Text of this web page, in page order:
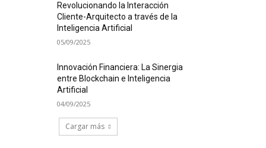
Revolucionando la Interacción
Cliente-Arquitecto a través de la
Inteligencia Artificial
05/09/2025
Innovación Financiera: La Sinergia
entre Blockchain e Inteligencia
Artificial
04/09/2025
Cargar más